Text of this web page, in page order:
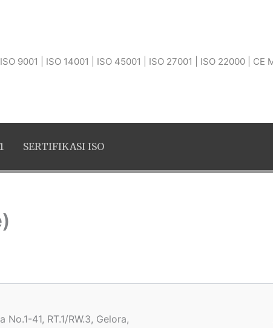
ISO 9001 | ISO 14001 | ISO 45001 | ISO 27001 | ISO 22000 | CE
SERTIFIKASI ISO
No.1-41, RT.1/RW.3, Gelora,